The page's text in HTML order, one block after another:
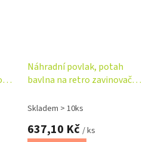
a
Náhradní povlak, potah
bavlna na retro zavinovačku
Skladem > 10ks
637,10 Kč / ks